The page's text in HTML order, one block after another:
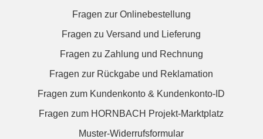
Fragen zur Onlinebestellung
Fragen zu Versand und Lieferung
Fragen zu Zahlung und Rechnung
Fragen zur Rückgabe und Reklamation
Fragen zum Kundenkonto & Kundenkonto-ID
Fragen zum HORNBACH Projekt-Marktplatz
Muster-Widerrufsformular